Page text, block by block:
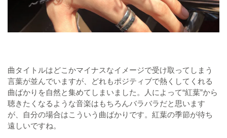
曲タイトルはどこかマイナスなイメージで受け取ってしまう
言葉が並んでいますが、どれもポジティブで熱くしてくれる
曲ばかりを自然と集めてしまいました。人によって“紅葉”から
聴きたくなるような音楽はもちろんバラバラだと思います
が、自分の場合はこういう曲ばかりです。紅葉の季節が待ち
遠しいですね。